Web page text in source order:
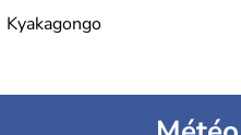
Kyakagongo